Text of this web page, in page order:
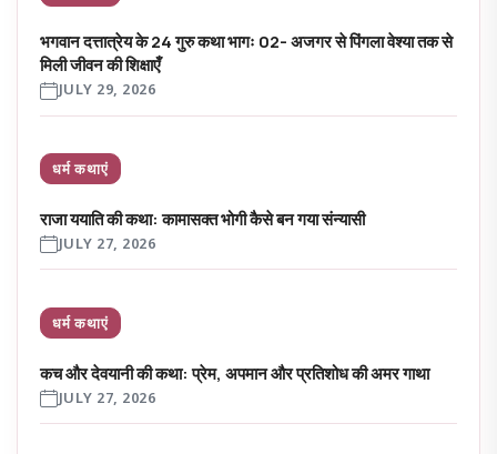
भगवान दत्तात्रेय के 24 गुरु कथा भागः 02- अजगर से पिंगला वेश्या तक से
मिली जीवन की शिक्षाएँ
JULY 29, 2026
धर्म कथाएं
राजा ययाति की कथा: कामासक्त भोगी कैसे बन गया संन्यासी
JULY 27, 2026
धर्म कथाएं
कच और देवयानी की कथा: प्रेम, अपमान और प्रतिशोध की अमर गाथा
JULY 27, 2026